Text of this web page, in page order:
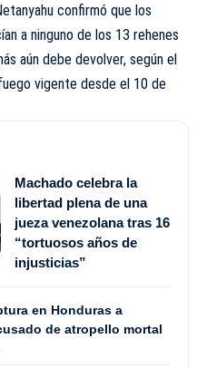
confirmó que los
a ninguno de los 13 rehenes
aún debe devolver, según el
vigente desde el 10 de
Machado celebra la
libertad plena de una
jueza venezolana tras 16
“tortuosos años de
injusticias”
en Honduras a
de atropello mortal